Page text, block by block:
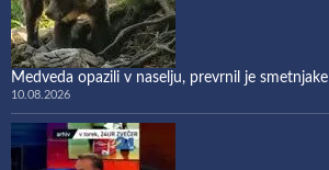
Medveda opazili v naselju, prevrnil je smetnjake
10.08.2026